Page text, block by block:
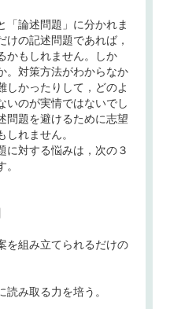
論述問題」に分かれま
の記述問題であれば，
かもしれません。しか
。対策方法がわからなか
しかったりして，どのよ
いのが実情ではないでし
問題を避けるために志望
れません。
対する悩みは，次の３
組み立てられるだけの
み取る力を培う。